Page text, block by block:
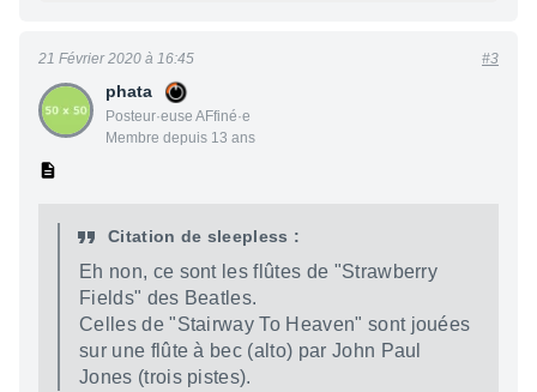
phata
Posteur·euse AFfiné·e
Membre depuis 13 ans
21 Février 2020 à 16:45 #3
Citation de sleepless :
Eh non, ce sont les flûtes de "Strawberry
Fields" des Beatles.
Celles de "Stairway To Heaven" sont jouées
sur une flûte à bec (alto) par John Paul
Jones (trois pistes).